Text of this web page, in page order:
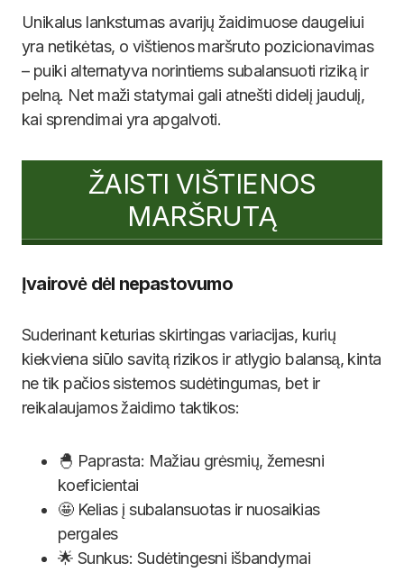
Unikalus lankstumas avarijų žaidimuose daugeliui
yra netikėtas, o vištienos maršruto pozicionavimas
– puiki alternatyva norintiems subalansuoti riziką ir
pelną. Net maži statymai gali atnešti didelį jaudulį,
kai sprendimai yra apgalvoti.
ŽAISTI VIŠTIENOS
MARŠRUTĄ
Įvairovė dėl nepastovumo
Suderinant keturias skirtingas variacijas, kurių
kiekviena siūlo savitą rizikos ir atlygio balansą, kinta
ne tik pačios sistemos sudėtingumas, bet ir
reikalaujamos žaidimo taktikos:
🐣 Paprasta: Mažiau grėsmių, žemesni
koeficientai
🤩 Kelias į subalansuotas ir nuosaikias
pergales
🌟 Sunkus: Sudėtingesni išbandymai